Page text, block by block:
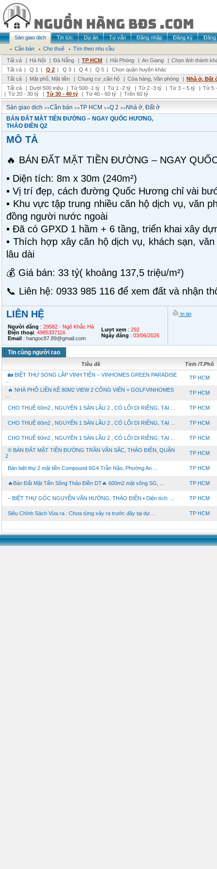
Sàn giao dịch Tin tức Dự án Tư vấn Đăng nhập Đăng ký
Đăng
Cần bán
Cho thuê
Tìm theo nhu cầu
Tất cả
| Hà Nội | Đà Nẵng | TP HCM | Hải Phòng | An Giang | Chọn tỉnh thành
Tất cả | Q 1 | Q 2 | Q 3 | Q 4 | Q 5 |
Chọn quận huyện khác
Tất cả
| Mặt phố, Mặt tiền | Chung cư ,căn hộ | Cửa hàng, Văn phòng | Nhà ở, Đất
Tất cả
| Dưới 500 triệu | Từ 500 -1 tỷ | Từ 1 -2 tỷ | Từ 2 -3 tỷ | Từ 3 – 5 tỷ | Từ 5
| Từ 20 - 30 tỷ | Từ 30 - 40 tỷ | Từ 40 - 60 tỷ | Trên 60 tỷ
Sàn giao dịch >>Cần bán >>TP HCM >>Q 2 >>Nhà ở, Đất ở
BÁN ĐẤT MẶT TIỀN ĐƯỜNG – NGAY QUỐC HƯƠNG,
THẢO ĐIỀN Q2
MÔ TẢ
🔥 BÁN ĐẤT MẶT TIỀN ĐƯỜNG – NGAY
▪️ Diện tích: 8m x 30m (240m²)
▪️ Vị trí đẹp, cách đường Quốc Hương chỉ vài
▪️ Khu vực tập trung nhiều căn hộ dịch vụ, văn
đồng người nước ngoài
▪️ Đã có GPXD 1 hầm + 6 tầng, triển khai xây
▪️ Thích hợp xây căn hộ dịch vụ, khách sạn,
lâu dài
💰 Giá bán: 33 tỷ( khoảng 137,5 triệu/m²)
📞 Liên hệ: 0933 985 116 để xem đất và nhận
LIÊN HỆ
Người đăng : 29582 - Ngô Khắc Hà
Điện thoại: 4985337116
Email : hangoc87.89@gmail.com
Lượt xem : 292
Ngày đăng : 03/06/2026
In tin
Tin cùng người rao
Tiêu đề
Tỉnh /T.Phố
🏡 BIỆT THỰ SONG LẬP VỊNH TIÊN – VINHOMES GREEN PARADISE
TP HCM
🔥 NHÀ PHỐ LIỀN KỀ 80M2 VIEW 2 CÔNG VIÊN + GOLFVINHOMES
TP HCM
CHO THUÊ 60m2 , NGUYÊN 1 SÀN LẦU 2 , CÓ LỐI DI RIÊNG, TẠI ... TP HCM
CHO THUÊ 60m2 , NGUYÊN 1 SÀN LẦU 2 , CÓ LỐI DI RIÊNG, TẠI ... TP HCM
CHO THUÊ 60m2 , NGUYÊN 1 SÀN LẦU 2 , CÓ LỐI DI RIÊNG, TẠI ... TP HCM
®️ BÁN ĐẤT MẶT TIỀN ĐƯỜNG TRẦN VĂN SẮC, THẢO ĐIỀN, QUẬN
2
TP HCM
Bán biệt thự 2 mặt tiền Compound 6G4 Trần Não, Phường An ... TP HCM
🔥Bán Đất Mặt Tiền Sông Thảo Điền DT🔥 600m2 mặt sông SG, ... TP HCM
– BIỆT THỰ GÓC NGUYỄN VĂN HƯỞNG, THẢO ĐIỀN ▪️ Diện tích: ... TP HCM
Siêu Chính Sách Vừa ra : Chưa từng xảy ra trước đây tại dự ... TP HCM